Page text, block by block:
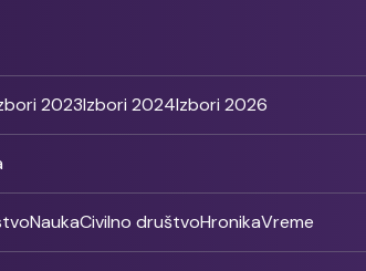
2023Izbori 2024Izbori 2026
NaukaCivilno društvoHronikaVreme